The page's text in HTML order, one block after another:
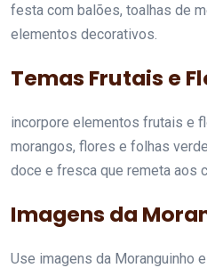
festa com balões, toalhas de
elementos decorativos.
Temas Frutais e
incorpore elementos frutais e
morangos, flores e folhas
doce e fresca que remeta aos
Imagens da
Use imagens da Moranguinho